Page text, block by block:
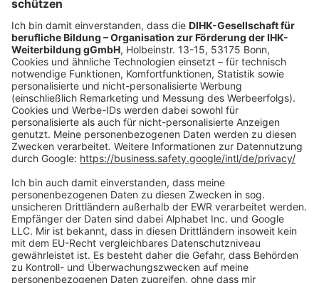
shop@dihk-bildung.shop
Vertrag widerrufen
Zahlungsarten
Social Media
Oft Gesucht